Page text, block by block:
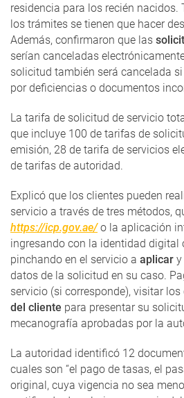
residencia para los recién nacidos.
los trámites se tienen que hacer
Además, confirmaron que las
serían canceladas
solicitud también será cancelada
por deficiencias o documentos
La tarifa de solicitud de servicio
que incluye 100 de tarifas de
emisión, 28 de tarifa de servicios
de tarifas de autoridad.
Explicó que los clientes pueden
servicio a través de tres métodos,
https://icp.gov.ae/o la aplicación
ingresando con la identidad digital
pinchando en el servicio a aplicar
datos de la solicitud en su caso.
servicio (si corresponde), visitar los
del cliente para presentar su
mecanografía aprobadas por la
La autoridad identificó 12
cuales son “el pago de tasas, el
original, cuya vigencia no sea